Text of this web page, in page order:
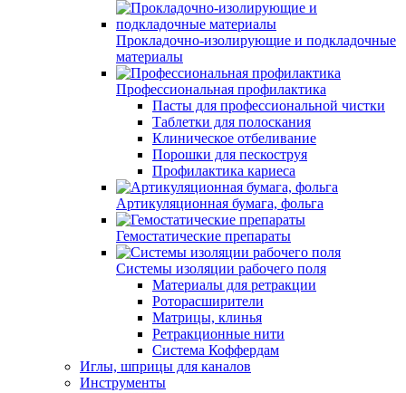
Прокладочно-изолирующие и подкладочные
материалы
Профессиональная профилактика
Пасты для профессиональной чистки
Таблетки для полоскания
Клиническое отбеливание
Порошки для пескоструя
Профилактика кариеса
Артикуляционная бумага, фольга
Гемостатические препараты
Системы изоляции рабочего поля
Материалы для ретракции
Роторасширители
Матрицы, клинья
Ретракционные нити
Система Коффердам
Иглы, шприцы для каналов
Инструменты